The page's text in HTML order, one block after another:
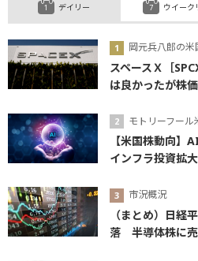
デイリー
岡元兵八郎の
スペースＸ［
は良かったが株
モトリーフール
【米国株動向】
インフラ投資拡
市況概況
（まとめ）日経
落 半導体株に
ウイーク